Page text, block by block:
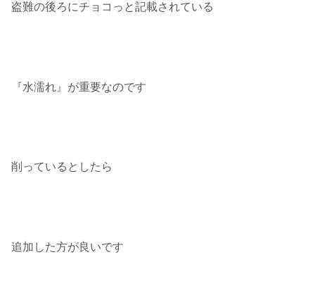
盗難の後ろにチョコっと記載されている
『水濡れ』が重要なのです
削っているとしたら
追加した方が良いです